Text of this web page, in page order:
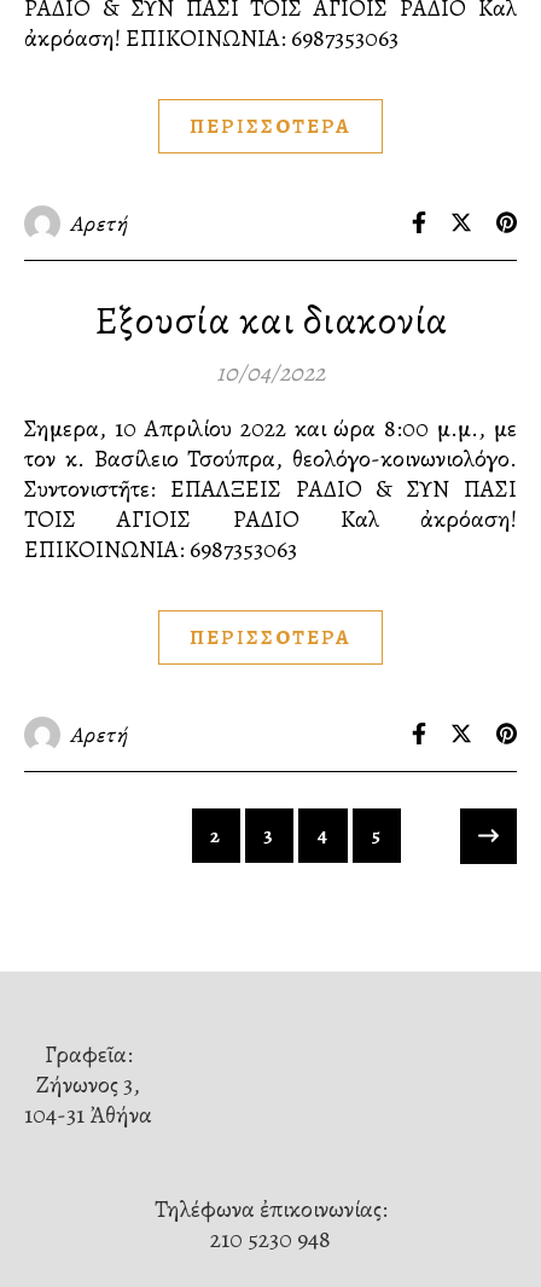
ΡΑΔΙΟ & ΣΥΝ ΠΑΣΙ ΤΟΙΣ ΑΓΙΟΙΣ ΡΑΔΙΟ Καλὴ
ἀκρόαση! ΕΠΙΚΟΙΝΩΝΙΑ:️ 6987353063
ΠΕΡΙΣΣΟΤΕΡΑ
Αρετή
Εξουσία και διακονία
10/04/2022
Σημερα, 10 Απριλίου 2022 και ώρα 8:00 μ.μ., με
τον κ. Βασίλειο Τσούπρα, θεολόγο-κοινωνιολόγο.
Συντονιστῆτε: ΕΠΑΛΞΕΙΣ ΡΑΔΙΟ & ΣΥΝ ΠΑΣΙ
ΤΟΙΣ ΑΓΙΟΙΣ ΡΑΔΙΟ Καλὴ ἀκρόαση!
ΕΠΙΚΟΙΝΩΝΙΑ:️ 6987353063
ΠΕΡΙΣΣΟΤΕΡΑ
Αρετή
2 3 4 5
Γραφεῖα:
Ζήνωνος 3,
104-31 Ἀθήνα
Τηλέφωνα ἐπικοινωνίας:
210 5230 948